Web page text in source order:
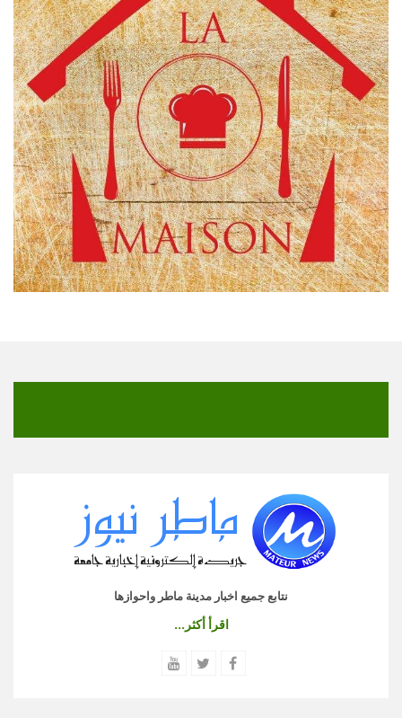
نتابع جميع اخبار مدينة ماطر واحوازها
اقرأ أكثر...